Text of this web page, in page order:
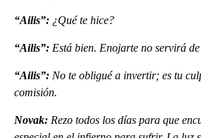
“Ailis”: ¿Qué te hice?
“Ailis”: Está bien. Enojarte no servirá
“Ailis”: No te obligué a invertir; es tu
comisión.
Novak: Rezo todos los días para que